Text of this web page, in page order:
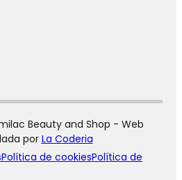
Beauty and Shop - Web
por La Coderia
Política de cookiesPolítica de